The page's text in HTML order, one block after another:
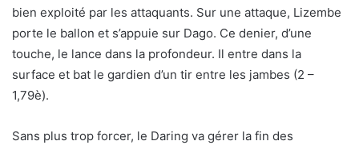
bien exploité par les attaquants. Sur une attaque, Lizembe
porte le ballon et s’appuie sur Dago. Ce denier, d’une
touche, le lance dans la profondeur. Il entre dans la
surface et bat le gardien d’un tir entre les jambes (2 –
1,79è).
Sans plus trop forcer, le Daring va gérer la fin des